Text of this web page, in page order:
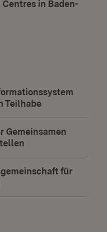
in Baden-
Teilhabe
Gemeinsamen
für